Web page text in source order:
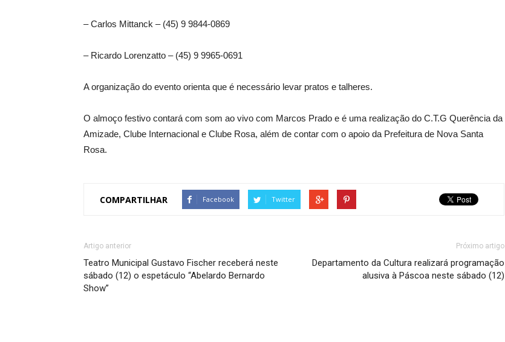
– Carlos Mittanck – (45) 9 9844-0869
– Ricardo Lorenzatto – (45) 9 9965-0691
A organização do evento orienta que é necessário levar pratos e talheres.
O almoço festivo contará com som ao vivo com Marcos Prado e é uma realização do C.T.G Querência da
Amizade, Clube Internacional e Clube Rosa, além de contar com o apoio da Prefeitura de Nova Santa
Rosa.
COMPARTILHAR Facebook Twitter
Artigo anterior
Teatro Municipal Gustavo Fischer receberá neste
sábado (12) o espetáculo “Abelardo Bernardo
Show”
Próximo artigo
Departamento da Cultura realizará programação
alusiva à Páscoa neste sábado (12)